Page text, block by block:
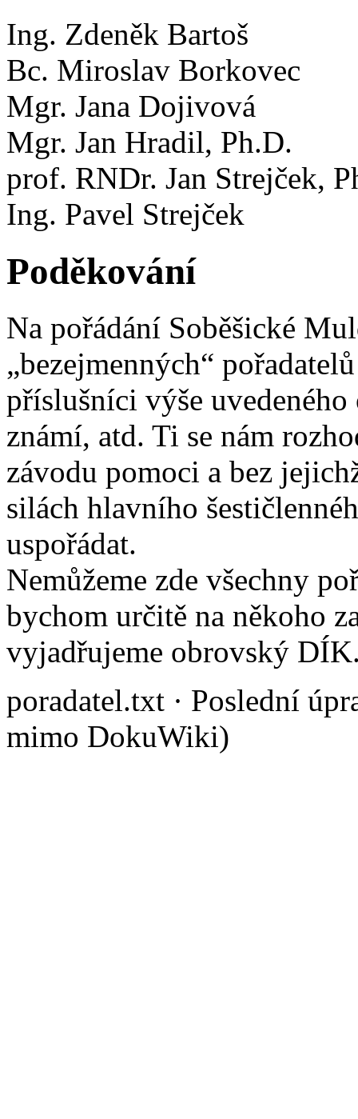
Ing. Zdeněk Bartoš
Bc. Miroslav Borkovec
Mgr. Jana Dojivová
Mgr. Jan Hradil, Ph.D.
prof. RNDr. Jan Strejček,
Ing. Pavel Strejček
Poděkování
Na pořádání Soběšické
„bezejmenných“
příslušníci výše
známí, atd. Ti se nám
závodu pomoci a bez
silách hlavního
uspořádat.
Nemůžeme zde všechny
bychom určitě na někoho
vyjadřujeme obrovský
poradatel.txt · Poslední
mimo DokuWiki)